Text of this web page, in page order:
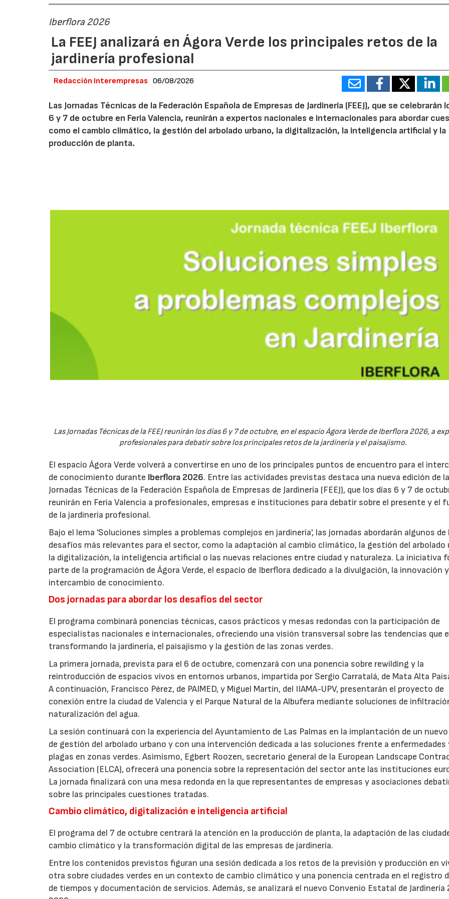
Iberflora 2026
La FEEJ analizará en Ágora Verde los principales retos de la
jardinería profesional
Redacción Interempresas 06/08/2026
Las Jornadas Técnicas de la Federación Española de Empresas de Jardinería (FEEJ), que se celebrarán
6 y 7 de octubre en Feria Valencia, reunirán a expertos nacionales e internacionales para abordar
como el cambio climático, la gestión del arbolado urbano, la digitalización, la inteligencia artificial y la
producción de planta.
Las Jornadas Técnicas de la FEEJ reunirán los días 6 y 7 de octubre, en el espacio Ágora Verde de Iberflora 2026, a
profesionales para debatir sobre los principales retos de la jardinería y el paisajismo.
El espacio Ágora Verde volverá a convertirse en uno de los principales puntos de encuentro para el
de conocimiento durante Iberflora 2026. Entre las actividades previstas destaca una nueva edición de
Jornadas Técnicas de la Federación Española de Empresas de Jardinería (FEEJ), que los días 6 y 7 de
reunirán en Feria Valencia a profesionales, empresas e instituciones para debatir sobre el presente y el
de la jardinería profesional.
Bajo el lema 'Soluciones simples a problemas complejos en jardinería', las jornadas abordarán algunos de
desafíos más relevantes para el sector, como la adaptación al cambio climático, la gestión del arbolado
la digitalización, la inteligencia artificial o las nuevas relaciones entre ciudad y naturaleza. La iniciativa
parte de la programación de Ágora Verde, el espacio de Iberflora dedicado a la divulgación, la innovación
intercambio de conocimiento.
Dos jornadas para abordar los desafíos del sector
El programa combinará ponencias técnicas, casos prácticos y mesas redondas con la participación de
especialistas nacionales e internacionales, ofreciendo una visión transversal sobre las tendencias que
transformando la jardinería, el paisajismo y la gestión de las zonas verdes.
La primera jornada, prevista para el 6 de octubre, comenzará con una ponencia sobre rewilding y la
reintroducción de espacios vivos en entornos urbanos, impartida por Sergio Carratalá, de Mata Alta
A continuación, Francisco Pérez, de PAIMED, y Miguel Martín, del IIAMA-UPV, presentarán el proyecto de
conexión entre la ciudad de Valencia y el Parque Natural de la Albufera mediante soluciones de
naturalización del agua.
La sesión continuará con la experiencia del Ayuntamiento de Las Palmas en la implantación de un
de gestión del arbolado urbano y con una intervención dedicada a las soluciones frente a enfermedades
plagas en zonas verdes. Asimismo, Egbert Roozen, secretario general de la European Landscape
Association (ELCA), ofrecerá una ponencia sobre la representación del sector ante las instituciones
La jornada finalizará con una mesa redonda en la que representantes de empresas y asociaciones
sobre las principales cuestiones tratadas.
Cambio climático, digitalización e inteligencia artificial
El programa del 7 de octubre centrará la atención en la producción de planta, la adaptación de las
cambio climático y la transformación digital de las empresas de jardinería.
Entre los contenidos previstos figuran una sesión dedicada a los retos de la previsión y producción en
otra sobre ciudades verdes en un contexto de cambio climático y una ponencia centrada en el registro
de tiempos y documentación de servicios. Además, se analizará el nuevo Convenio Estatal de Jardinería